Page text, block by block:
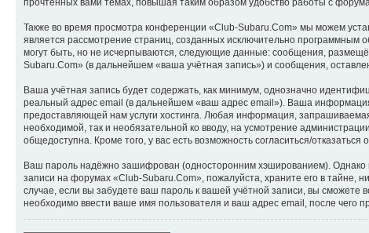
Также во время просмотра конференции «Club-Subaru.Com» мы можем
является рассмотрение страниц, созданных исключительно
могут быть, но не исчерпываются, следующие данные: сообщения,
Subaru.Com» (в дальнейшем «ваша учётная запись») и сообщения,
Ваша учётная запись будет содержать, как минимум, однозначно
реальный адрес email (в дальнейшем «ваш адрес email»). Ваша
предоставляющей нам услуги хостинга. Любая информация,
необходимой, так и необязательной ко вводу, на усмотрение
общедоступна. Кроме того, у вас есть возможность согласиться/
Ваш пароль надёжно зашифрован (односторонним хэшированием). Однако
записи на форумах «Club-Subaru.Com», пожалуйста, храните его в тайне,
случае, если вы забудете ваш пароль к вашей учётной записи, вы
необходимо ввести ваше имя пользователя и ваш адрес email, после чего